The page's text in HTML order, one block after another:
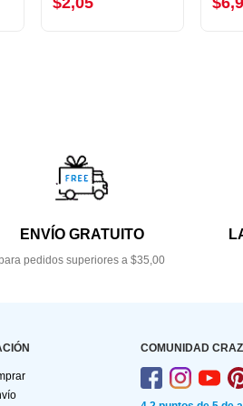
ENVÍO GRATUITO
pedidos superiores a $35,00
COMUNIDAD